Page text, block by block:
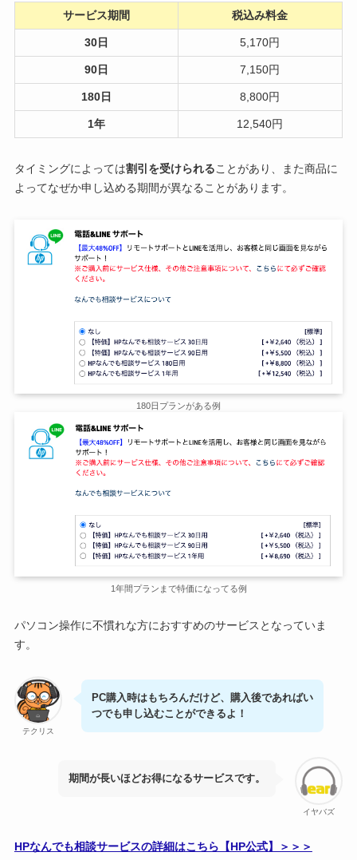
サービス期間 税込み料金
30日 5,170円
90日 7,150円
180日 8,800円
1年 12,540円
タイミングによっては割引を受けられることがあり、また商品に
よってなぜか申し込める期間が異なることがあります。
180日プランがある例
1年間プランまで特価になってる例
パソコン操作に不慣れな方におすすめのサービスとなっていま
す。
テクリス
PC購入時はもちろんだけど、購入後であればい
つでも申し込むことができるよ！
イヤバズ
期間が長いほどお得になるサービスです。
HPなんでも相談サービスの詳細はこちら【HP公式】＞＞＞